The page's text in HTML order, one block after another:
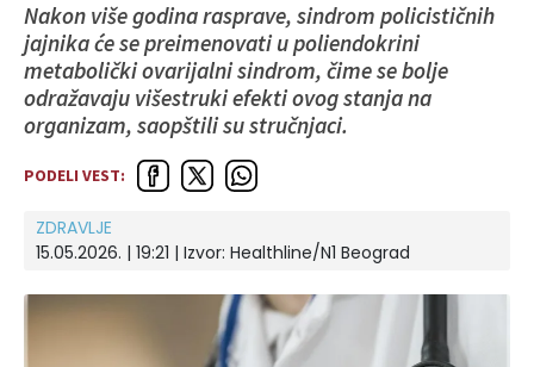
Nakon više godina rasprave, sindrom policističnih
jajnika će se preimenovati u poliendokrini
metabolički ovarijalni sindrom, čime se bolje
odražavaju višestruki efekti ovog stanja na
organizam, saopštili su stručnjaci.
PODELI VEST:
ZDRAVLJE
15.05.2026. | 19:21 | Izvor: Healthline/N1 Beograd